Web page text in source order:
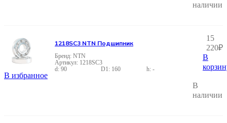
наличии
В избранное
1218SC3
90
160 -
NTN
1218SC3 NTN Подшипник
15
220₽
В
В
наличии